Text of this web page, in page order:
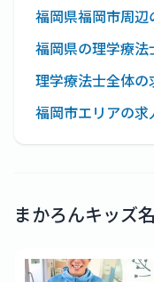
福岡県福岡市周
福岡県の理学療法
理学療法士全体の
福岡市エリアの求
まかろんキッズ